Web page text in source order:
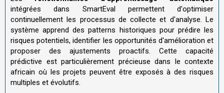
intégrées dans SmartEval permettent d'optimiser
continuellement les processus de collecte et d'analyse. Le
système apprend des patterns historiques pour prédire les
risques potentiels, identifier les opportunités d'amélioration et
proposer des ajustements proactifs. Cette capacité
prédictive est particulièrement précieuse dans le contexte
africain où les projets peuvent être exposés à des risques
multiples et évolutifs.